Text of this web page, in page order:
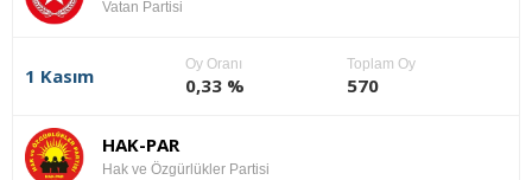
Vatan Partisi
1 Kasım
Oy Oranı
0,33 %
Toplam Oy
570
HAK-PAR
Hak ve Özgürlükler Partisi